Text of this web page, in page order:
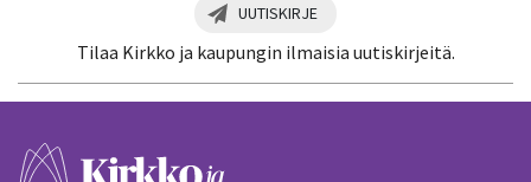
UUTISKIRJE
Tilaa Kirkko ja kaupungin ilmaisia uutiskirjeitä.